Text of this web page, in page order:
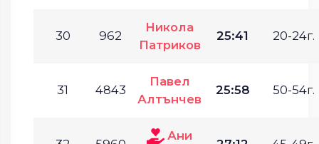
30 962
Никола
Патриков
25:41 20-24г.
31 4843
Павел
Алтънчев
25:58 50-54г.
Ани